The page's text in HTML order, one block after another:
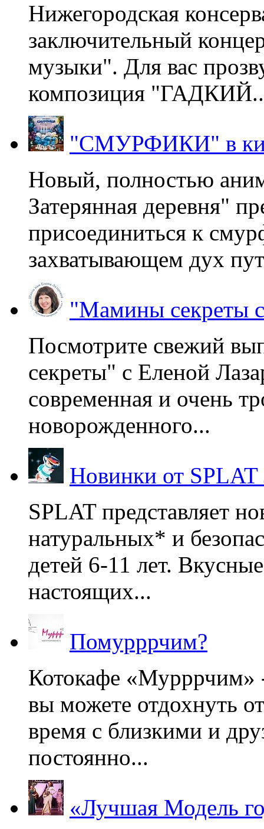
Нижегородская
заключительный
музыки". Для вас
композиция
"СМУРФИКИ" в
Новый, полностью
Затерянная деревня"
присоединиться к
захватывающем дух
"Мамины секреты
Посмотрите свежий
секреты" с Еленой
современная и очень
новорожденного...
Новинки от
SPLAT представляет
натуральных* и
детей 6-11 лет.
настоящих...
Помурррчим?
Котокафе «Мурррчим»
вы можете отдохнуть
время с близкими и
постоянно...
«Лучшая Модель